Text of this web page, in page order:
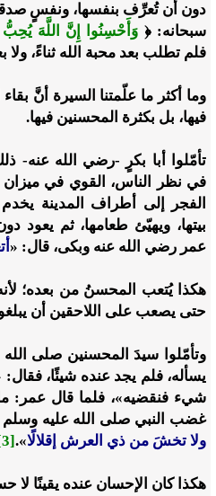
دون أن تُعرِّف بنفسها، ونفسٍ
سبحانه: ﴿ وَأَحْسِنُوا إِنَّ اللَّهَ
فلم تطلب بعد محبة الله ثناءً،
وما أكثر ما علّمتنا السيرة أنَّ
فيها، بل بكثرة المحسنين فيها.
تأمّلوا أبا بكرٍ -رضي الله عنه-
في نظر الناس، القوي في ميزان
الفجر إلى أطراف المدينة
بيتها، ويهيّئ طعامها، ثم يعود
عمر رضي الله عنه وبكى، قال: «
هكذا يُتعب المحسنُ من بعده؛
حتى يصعب على اللاحقين أن
وتأمّلوا سيدَ المحسنين صلى
يسأله، فلم يجد عنده شيئًا، فقال:
شيء فنقضيه»، فلما قال عمر: ما
غضب النبي صلى الله عليه
ولا تخشَ من ذي العرش إقلالًا».
[3]
هكذا كان الإحسان عنده يقينًا لا